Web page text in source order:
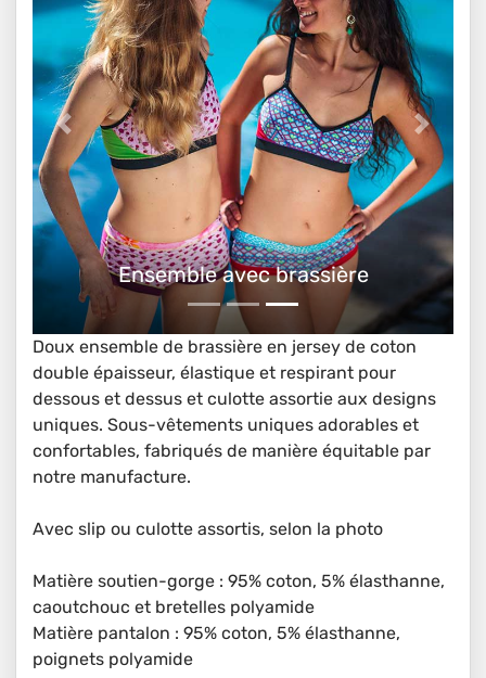
Ensemble brassière et culotte
Doux ensemble de brassière en jersey de coton
double épaisseur, élastique et respirant pour
dessous et dessus et culotte assortie aux designs
uniques. Sous-vêtements uniques adorables et
confortables, fabriqués de manière équitable par
notre manufacture.
Avec slip ou culotte assortis, selon la photo
Matière soutien-gorge : 95% coton, 5% élasthanne,
caoutchouc et bretelles polyamide
Matière pantalon : 95% coton, 5% élasthanne,
poignets polyamide